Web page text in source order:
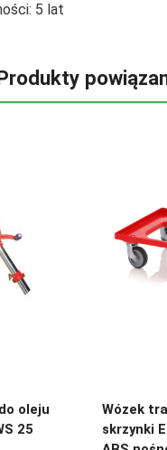
5 lat
oleju
25
Wózek
skrzynki